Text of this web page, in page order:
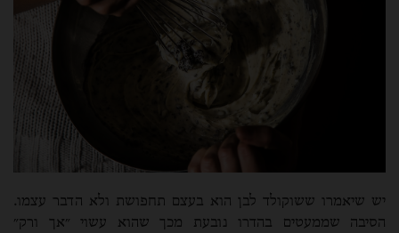
יש שיאמרו ששוקולד לבן הוא בעצם תחפושת ולא הדבר עצמו.
הסיבה שממעטים בהדרו נובעת מכך שהוא עשוי ״אך ורק״